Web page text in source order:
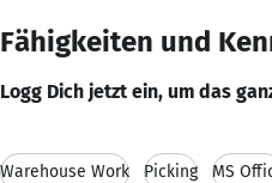
Fähigkeiten und
Logg Dich jetzt ein, um das
Warehouse Work Picking MS